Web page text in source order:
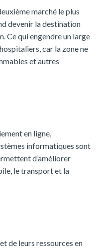
marché le plus
devenir la destination
Ce qui engendre un large
car la zone ne
et autres
en ligne,
informatiques sont
d’améliorer
le transport et la
de leurs ressources en